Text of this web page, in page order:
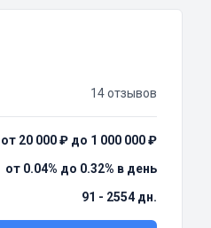
14 отзывов
от 20 000 ₽ до 1 000 000 ₽
от 0.04% до 0.32% в день
91 - 2554 дн.